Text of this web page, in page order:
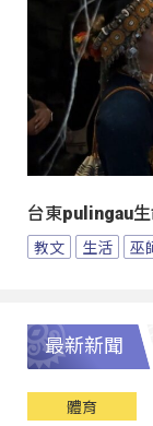
台東pulingau
教文 生活 巫
最新新聞
體育